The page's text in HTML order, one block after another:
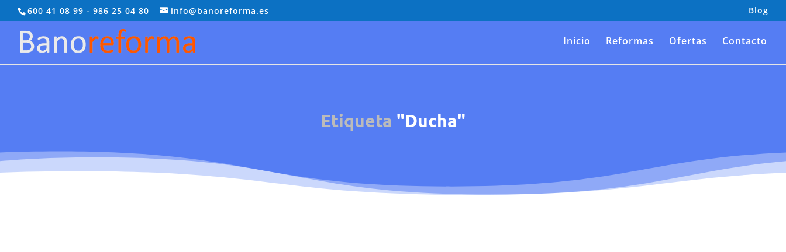
600 41 08 99 - 986 25 04 80 info@banoreforma.es Blog
Inicio Reformas Ofertas Contacto
Etiqueta "Ducha"